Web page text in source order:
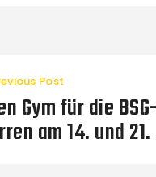
Post
Gym für die
am 14. und